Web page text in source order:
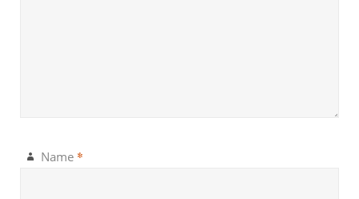
Name *